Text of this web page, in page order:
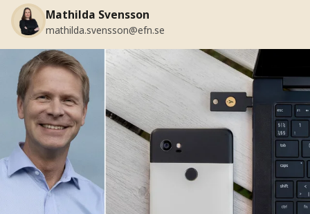
Mathilda Svensson
mathilda.svensson@efn.se